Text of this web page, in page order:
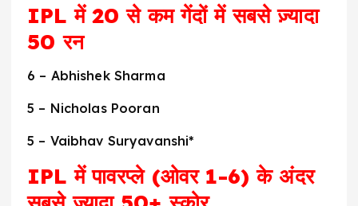
IPL में 20 से कम गेंदों में सबसे ज़्यादा
50 रन
6 – Abhishek Sharma
5 – Nicholas Pooran
5 – Vaibhav Suryavanshi*
IPL में पावरप्ले (ओवर 1-6) के अंदर